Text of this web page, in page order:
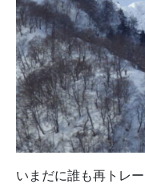
いまだに誰も再トレ